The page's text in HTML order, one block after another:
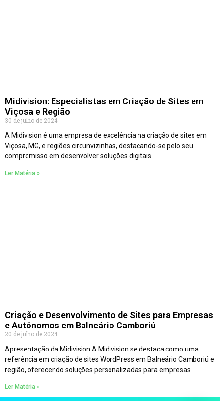
Midivision: Especialistas em Criação de Sites em
Viçosa e Região
30 de julho de 2024
A Midivision é uma empresa de excelência na criação de sites em
Viçosa, MG, e regiões circunvizinhas, destacando-se pelo seu
compromisso em desenvolver soluções digitais
Ler Matéria »
Criação e Desenvolvimento de Sites para Empresas
e Autônomos em Balneário Camboriú
20 de julho de 2024
Apresentação da Midivision A Midivision se destaca como uma
referência em criação de sites WordPress em Balneário Camboriú e
região, oferecendo soluções personalizadas para empresas
Ler Matéria »